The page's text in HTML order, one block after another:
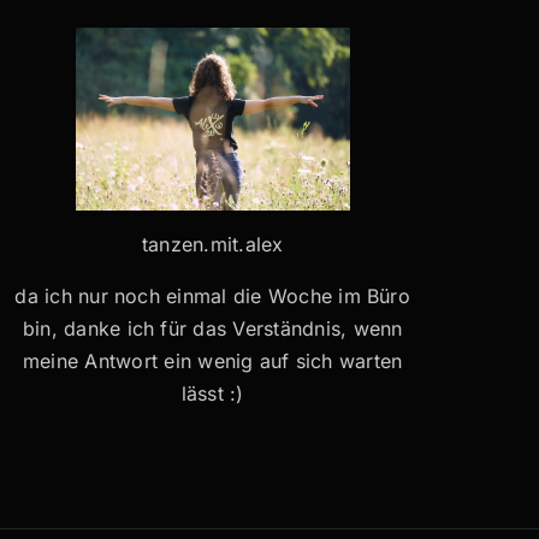
tanzen.mit.alex
da ich nur noch einmal die Woche im Büro
bin, danke ich für das Verständnis, wenn
meine Antwort ein wenig auf sich warten
lässt :)